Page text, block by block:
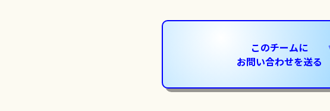
このチームに
お問い合わせを送る